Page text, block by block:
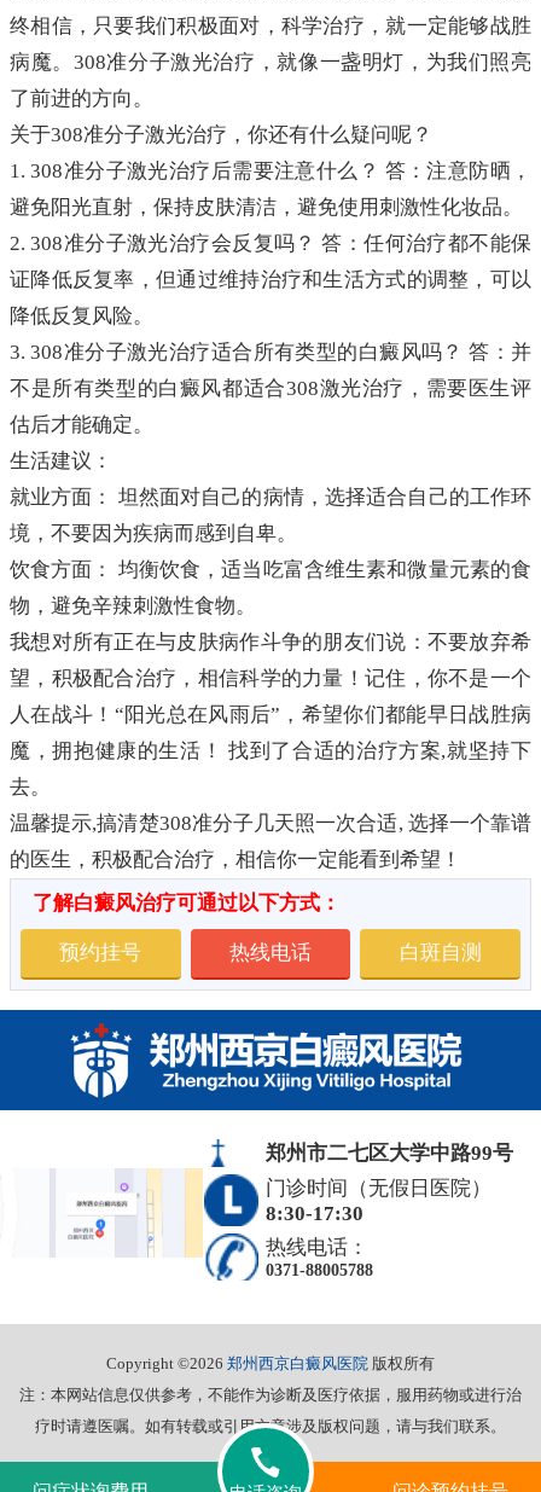
终相信，只要我们积极面对，科学治疗，就一定能够战胜
病魔。308准分子激光治疗，就像一盏明灯，为我们照亮
了前进的方向。
关于308准分子激光治疗，你还有什么疑问呢？
1. 308准分子激光治疗后需要注意什么？ 答：注意防晒，
避免阳光直射，保持皮肤清洁，避免使用刺激性化妆品。
2. 308准分子激光治疗会反复吗？ 答：任何治疗都不能保
证降低反复率，但通过维持治疗和生活方式的调整，可以
降低反复风险。
3. 308准分子激光治疗适合所有类型的白癜风吗？ 答：并
不是所有类型的白癜风都适合308激光治疗，需要医生评
估后才能确定。
生活建议：
就业方面： 坦然面对自己的病情，选择适合自己的工作环
境，不要因为疾病而感到自卑。
饮食方面： 均衡饮食，适当吃富含维生素和微量元素的食
物，避免辛辣刺激性食物。
我想对所有正在与皮肤病作斗争的朋友们说：不要放弃希
望，积极配合治疗，相信科学的力量！记住，你不是一个
人在战斗！“阳光总在风雨后”，希望你们都能早日战胜病
魔，拥抱健康的生活！ 找到了合适的治疗方案,就坚持下
去。
温馨提示,搞清楚308准分子几天照一次合适, 选择一个靠谱
的医生，积极配合治疗，相信你一定能看到希望！
了解白癜风治疗可通过以下方式：
预约挂号 热线电话 白斑自测
郑州市二七区大学中路99号
门诊时间（无假日医院）
8:30-17:30
热线电话：
0371-88005788
Copyright ©2026 郑州西京白癜风医院 版权所有
注：本网站信息仅供参考，不能作为诊断及医疗依据，服用药物或进行治
疗时请遵医嘱。如有转载或引用文章涉及版权问题，请与我们联系。